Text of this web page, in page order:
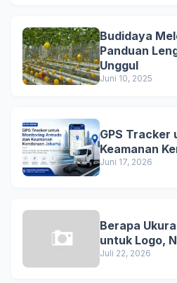
Budidaya
Panduan
Unggul
Juni 10, 2025
GPS Tracker
Keamanan
Juni 17, 2026
Berapa
untuk Logo,
Juli 22, 2026